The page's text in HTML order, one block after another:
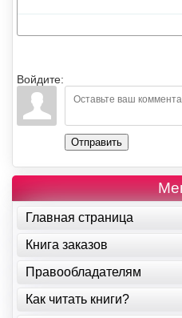
Войдите:
Отправить
Главная страница
Книга заказов
Правообладателям
Как читать книги?